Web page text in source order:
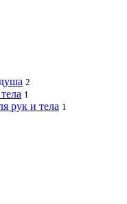
2
1
рук и тела 1